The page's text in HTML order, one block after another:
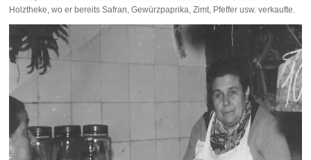
Holztheke, wo er bereits Safran, Gewürzpaprika, Zimt, Pfeffer usw. verkaufte.